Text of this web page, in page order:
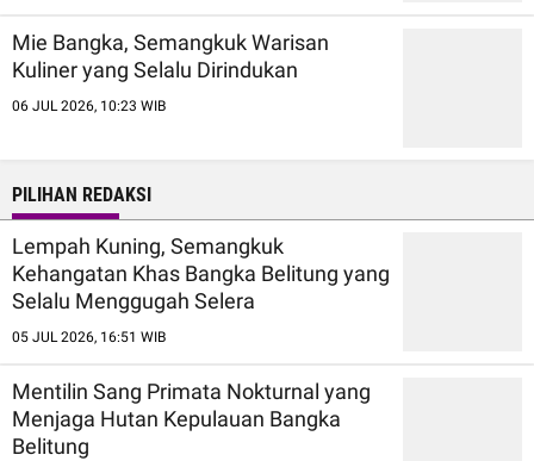
Mie Bangka, Semangkuk Warisan
Kuliner yang Selalu Dirindukan
06 JUL 2026, 10:23 WIB
PILIHAN REDAKSI
Lempah Kuning, Semangkuk
Kehangatan Khas Bangka Belitung yang
Selalu Menggugah Selera
05 JUL 2026, 16:51 WIB
Mentilin Sang Primata Nokturnal yang
Menjaga Hutan Kepulauan Bangka
Belitung